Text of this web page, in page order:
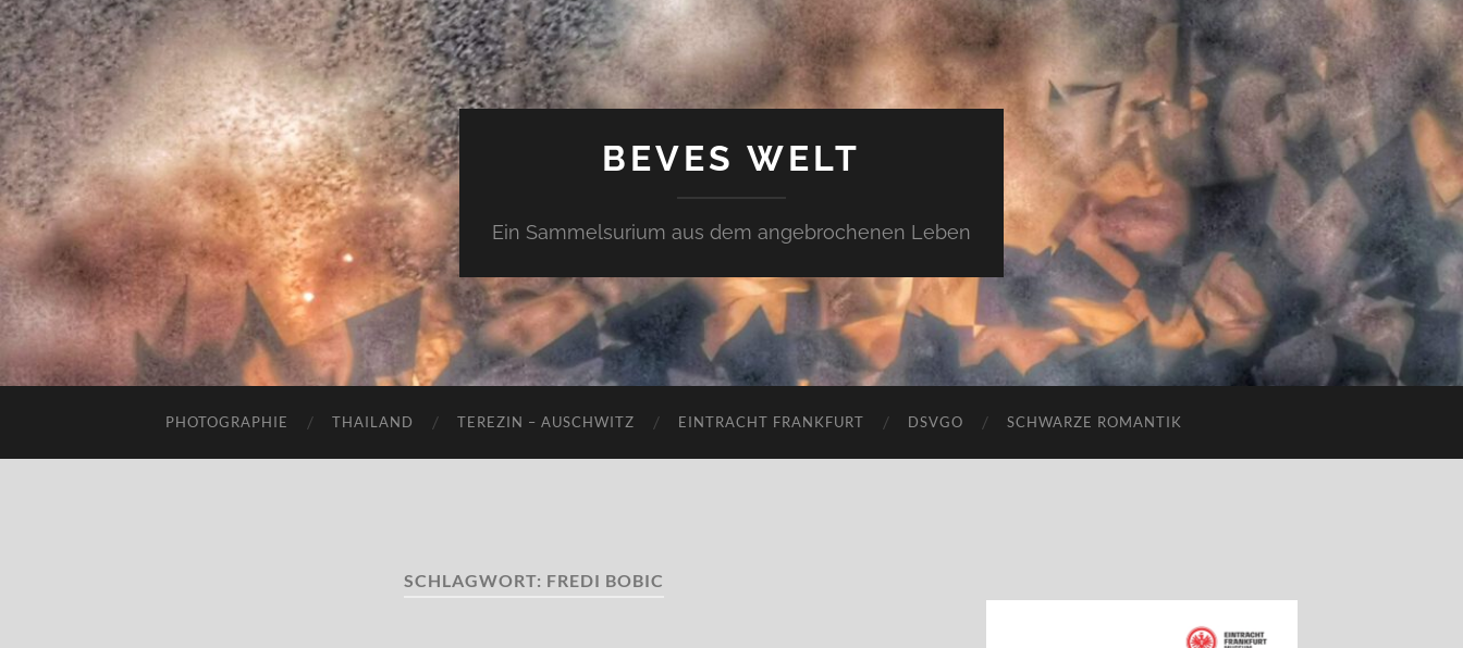
BEVES WELT
Ein Sammelsurium aus dem angebrochenen Leben
PHOTOGRAPHIE THAILAND TEREZIN – AUSCHWITZ EINTRACHT FRANKFURT DSVGO SCHWARZE ROMANTIK
SCHLAGWORT: FREDI BOBIC